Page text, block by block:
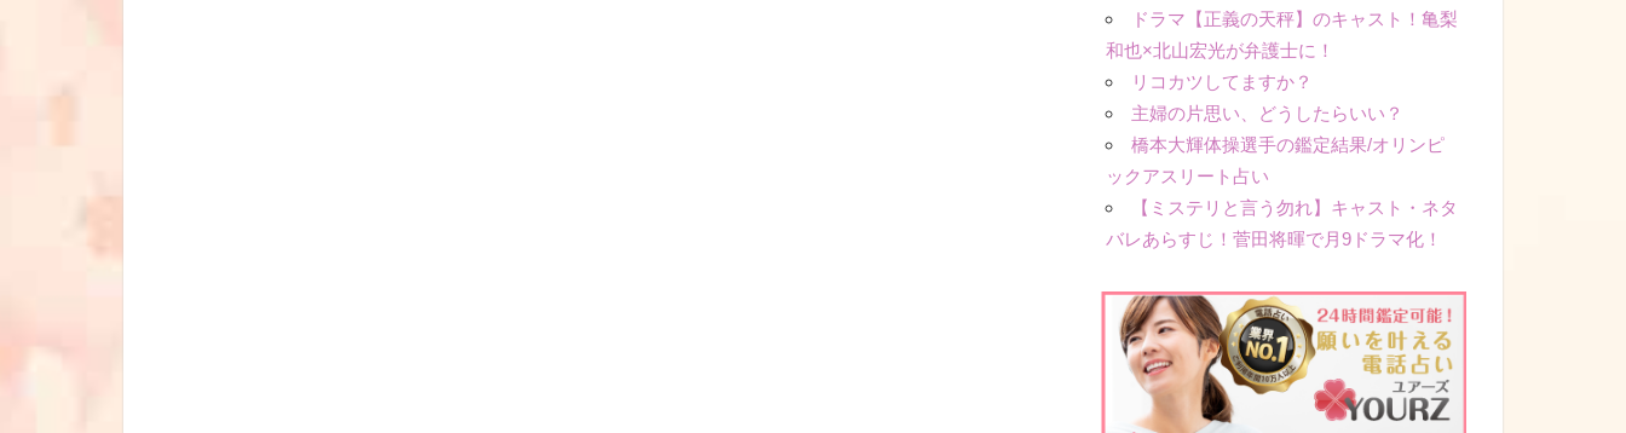
ドラマ【正義の天秤】のキャスト！亀梨
和也×北山宏光が弁護士に！
リコカツしてますか？
主婦の片思い、どうしたらいい？
橋本大輝体操選手の鑑定結果/オリンピ
ックアスリート占い
【ミステリと言う勿れ】キャスト・ネタ
バレあらすじ！菅田将暉で月9ドラマ化！